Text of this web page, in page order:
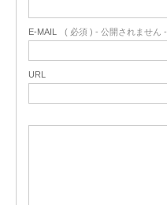
E-MAIL ( 必須 ) - 公開されません -
URL